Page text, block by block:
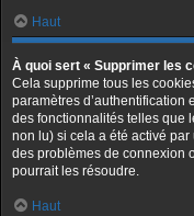
Haut
À quoi sert « Supprimer les
Cela supprime tous les
paramètres d’authentification
des fonctionnalités telles que
non lu) si cela a été activé
des problèmes de connexion
pourrait les résoudre.
Haut